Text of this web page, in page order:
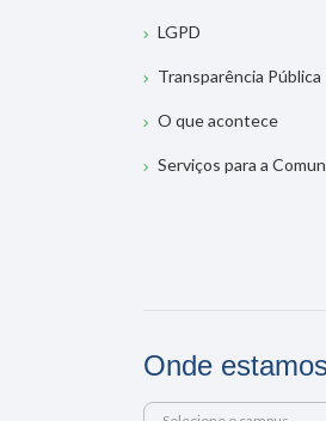
LGPD
Transparência Pública
O que acontece
Serviços para a
Onde estamos